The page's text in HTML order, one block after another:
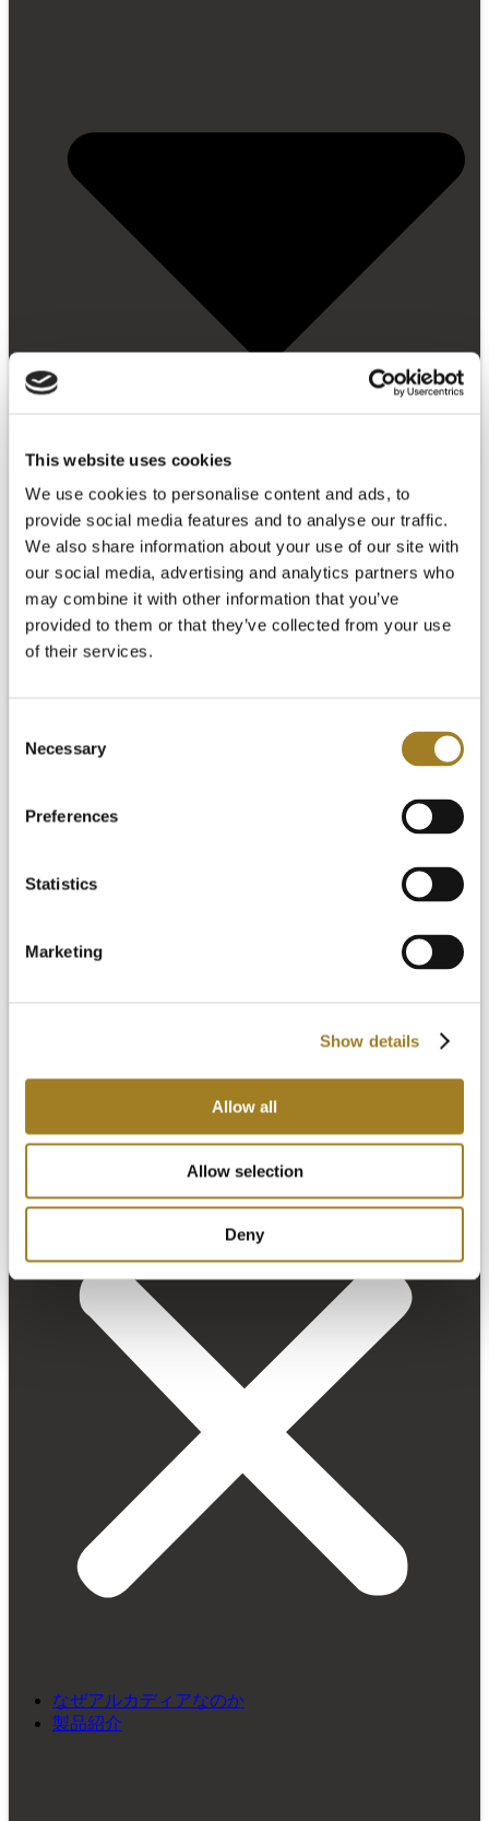
This website uses cookies
We use cookies to personalise content and ads, to
provide social media features and to analyse our traffic.
We also share information about your use of our site with
our social media, advertising and analytics partners who
may combine it with other information that you’ve
provided to them or that they’ve collected from your use
of their services.
Selection
Necessary
Preferences
Statistics
Marketing
Show details
Allow all
Allow selection
Deny
はじめに
ビデオライブラリー
よくあるご質問
ニュース＆ブログ
なぜアルカディアなのか
製品紹介